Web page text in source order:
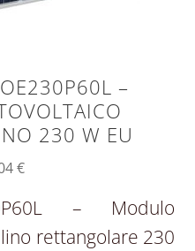
–
230 W EU
€
– Modulo
rettangolare 230